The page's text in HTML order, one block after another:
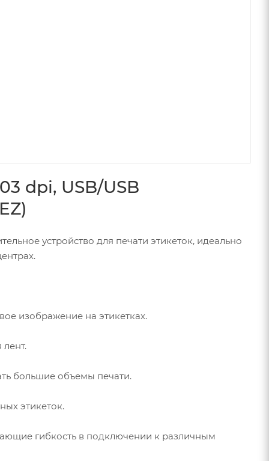
dpi, USB/USB
устройство для печати этикеток, идеально
изображение на этикетках.
большие объемы печати.
этикеток.
гибкость в подключении к различным